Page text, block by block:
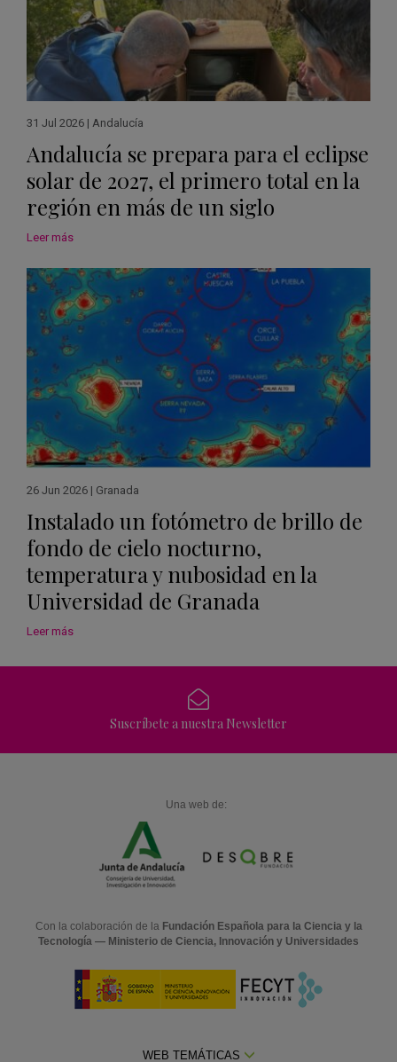
31 Jul 2026 | Andalucía
Andalucía se prepara para el eclipse
solar de 2027, el primero total en la
región en más de un siglo
Leer más
26 Jun 2026 | Granada
Instalado un fotómetro de brillo de
fondo de cielo nocturno,
temperatura y nubosidad en la
Universidad de Granada
Leer más
Suscríbete a nuestra Newsletter
Una web de:
Con la colaboración de la Fundación Española para la Ciencia y la
Tecnología — Ministerio de Ciencia, Innovación y Universidades
WEB TEMÁTICAS